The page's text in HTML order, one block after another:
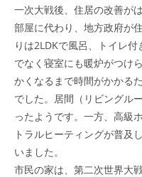
一次大戦後、住居の改善が
部屋に代わり、地方政府が
りは2LDKで風呂、トイレ
でなく寝室にも暖炉がつけ
かくなるまで時間がかかる
でした。居間（リビングル
ったようです。一方、高級
トラルヒーティングが普及
いました。
市民の家は、第二次世界大